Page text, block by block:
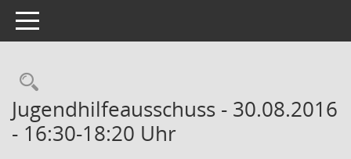
Toggle navigation
Rechercheauswahl
Jugendhilfeausschuss - 30.08.2016
- 16:30-18:20 Uhr